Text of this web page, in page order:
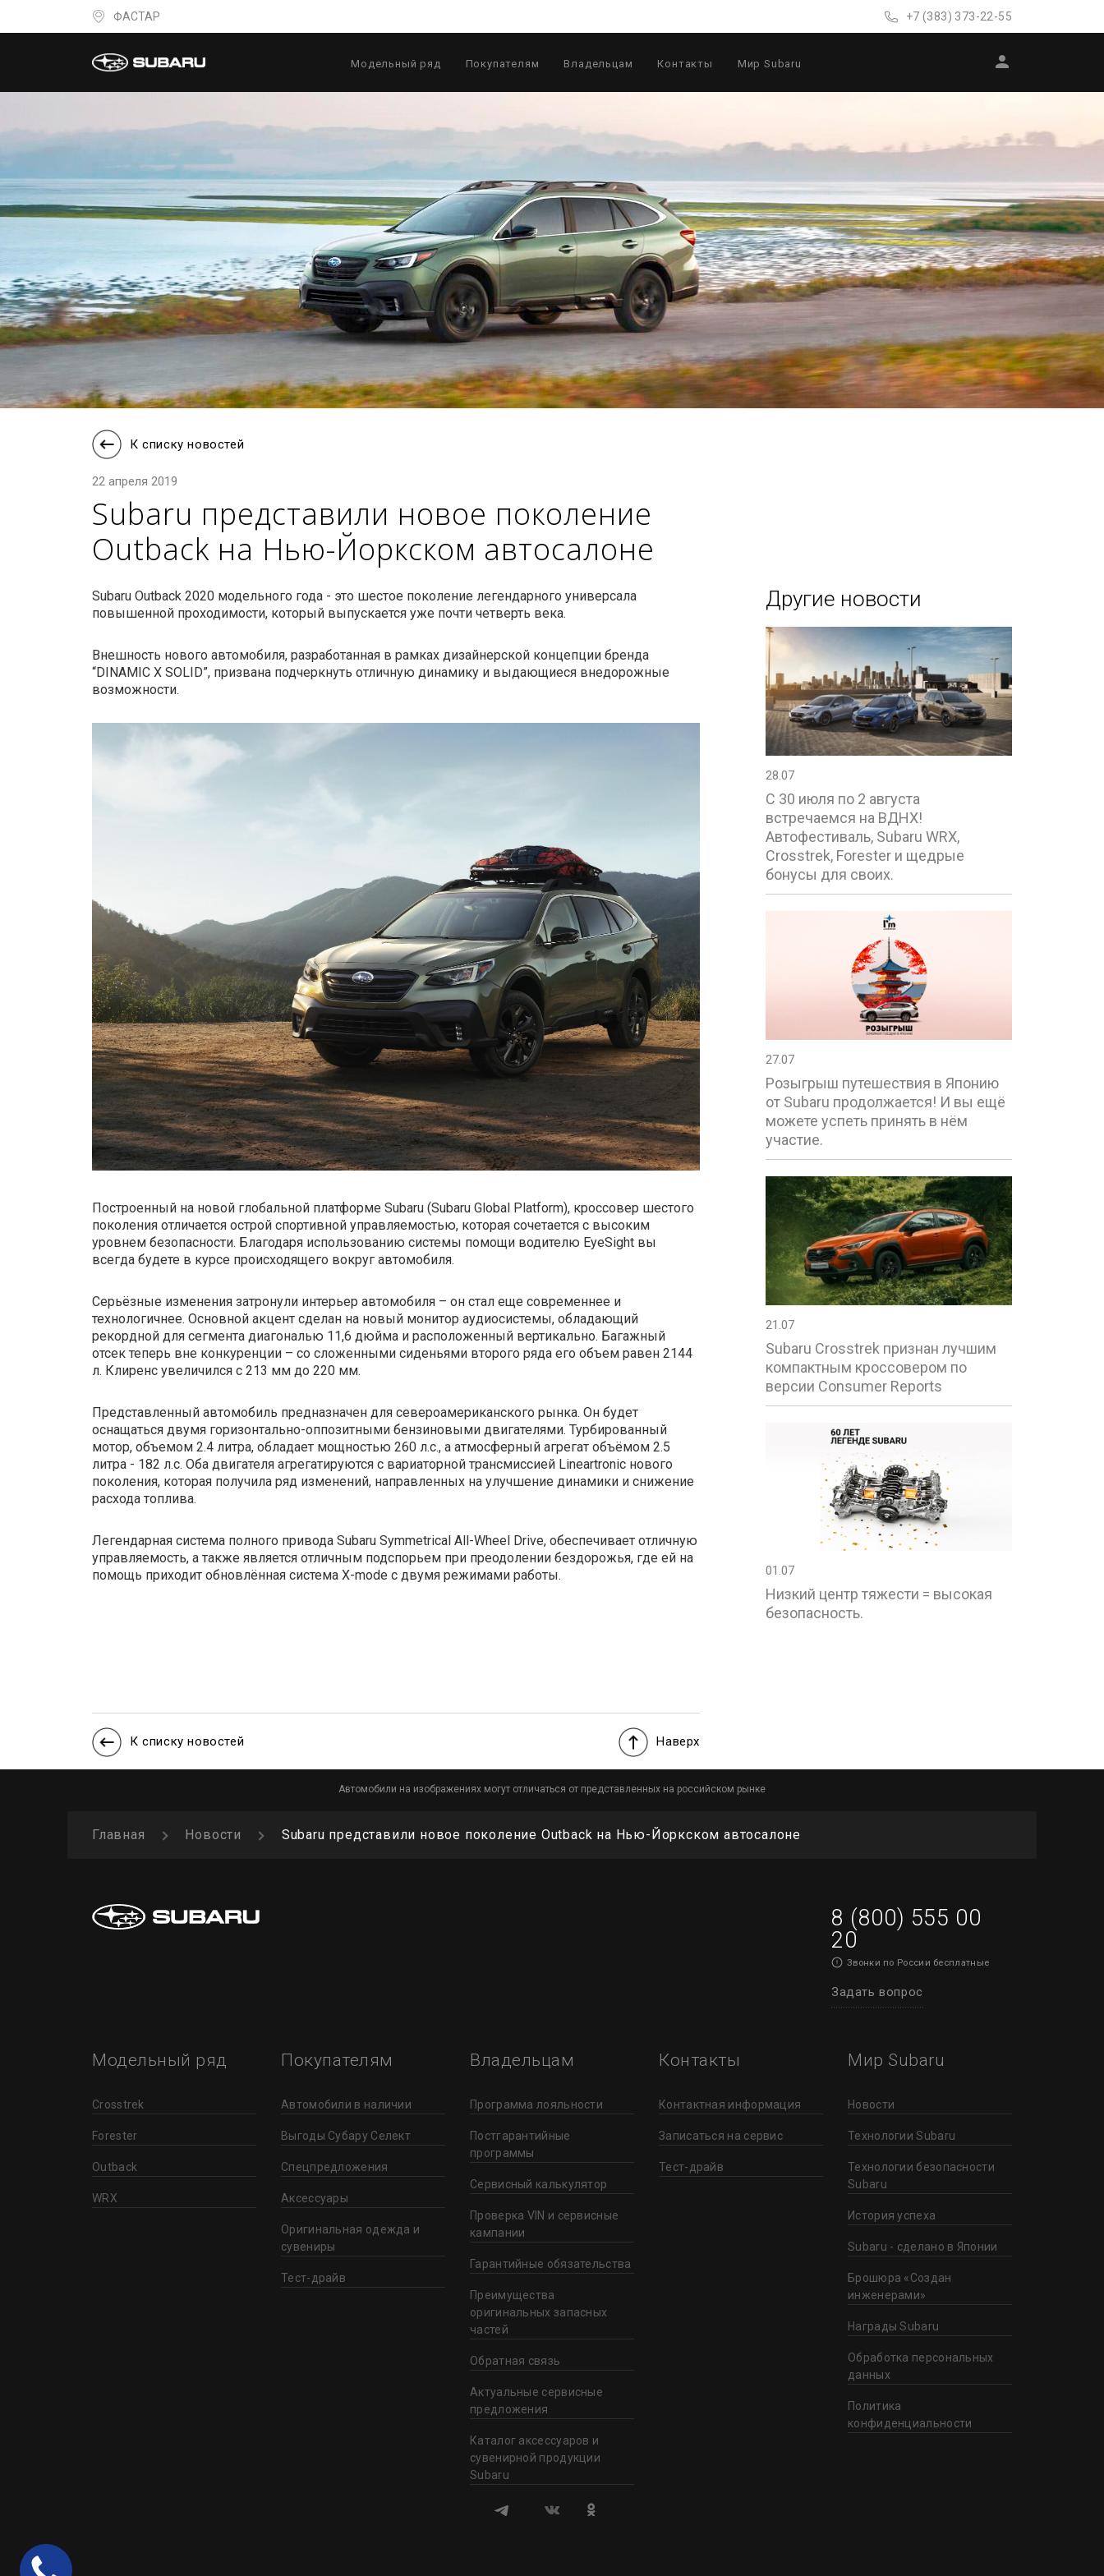
ФАСТАР +7 (383) 373-22-55
Модельный ряд Покупателям Владельцам Контакты Мир Subaru
К списку новостей
22 апреля 2019
Subaru представили новое поколение
Outback на Нью-Йоркском автосалоне
Subaru Outback 2020 модельного года - это шестое поколение легендарного универсала
повышенной проходимости, который выпускается уже почти четверть века.
Внешность нового автомобиля, разработанная в рамках дизайнерской концепции бренда
“DINAMIC X SOLID”, призвана подчеркнуть отличную динамику и выдающиеся внедорожные
возможности.
Построенный на новой глобальной платформе Subaru (Subaru Global Platform), кроссовер шестого
поколения отличается острой спортивной управляемостью, которая сочетается с высоким
уровнем безопасности. Благодаря использованию системы помощи водителю EyeSight вы
всегда будете в курсе происходящего вокруг автомобиля.
Cерьёзные изменения затронули интерьер автомобиля – он стал еще современнее и
технологичнее. Основной акцент сделан на новый монитор аудиосистемы, обладающий
рекордной для сегмента диагональю 11,6 дюйма и расположенный вертикально. Багажный
отсек теперь вне конкуренции – со сложенными сиденьями второго ряда его объем равен 2144
л. Клиренс увеличился с 213 мм до 220 мм.
Представленный автомобиль предназначен для североамериканского рынка. Он будет
оснащаться двумя горизонтально-оппозитными бензиновыми двигателями. Турбированный
мотор, объемом 2.4 литра, обладает мощностью 260 л.с., а атмосферный агрегат объёмом 2.5
литра - 182 л.с. Оба двигателя агрегатируются с вариаторной трансмиссией Lineartronic нового
поколения, которая получила ряд изменений, направленных на улучшение динамики и снижение
расхода топлива.
Легендарная система полного привода Subaru Symmetrical All-Wheel Drive, обеспечивает отличную
управляемость, а также является отличным подспорьем при преодолении бездорожья, где ей на
помощь приходит обновлённая система X-mode с двумя режимами работы.
К списку новостей Наверх
Другие новости
28.07
С 30 июля по 2 августа
встречаемся на ВДНХ!
Автофестиваль, Subaru WRX,
Crosstrek, Forester и щедрые
бонусы для своих.
27.07
Розыгрыш путешествия в Японию
от Subaru продолжается! И вы ещё
можете успеть принять в нём
участие.
21.07
Subaru Crosstrek признан лучшим
компактным кроссовером по
версии Consumer Reports
01.07
Низкий центр тяжести = высокая
безопасность.
Автомобили на изображениях могут отличаться от представленных на российском рынке
Главная Новости Subaru представили новое поколение Outback на Нью-Йоркском автосалоне
8 (800) 555 00
20
Звонки по России бесплатные
Задать вопрос
Модельный ряд
Crosstrek
Forester
Outback
WRX
Покупателям
Автомобили в наличии
Выгоды Субару Селект
Спецпредложения
Аксессуары
Оригинальная одежда и
сувениры
Тест-драйв
Владельцам
Программа лояльности
Постгарантийные
программы
Сервисный калькулятор
Проверка VIN и сервисные
кампании
Гарантийные обязательства
Преимущества
оригинальных запасных
частей
Обратная связь
Актуальные сервисные
предложения
Каталог аксессуаров и
сувенирной продукции
Subaru
Контакты
Контактная информация
Записаться на сервис
Тест-драйв
Мир Subaru
Новости
Технологии Subaru
Технологии безопасности
Subaru
История успеха
Subaru - сделано в Японии
Брошюра «Создан
инженерами»
Награды Subaru
Обработка персональных
данных
Политика
конфиденциальности